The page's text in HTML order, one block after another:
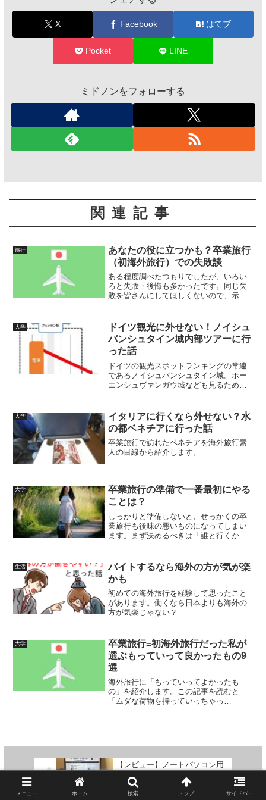
X Facebook はてブ
Pocket LINE
ミドノンをフォローする
関連記事
旅行
あなたの役に立つかも？卒業旅行
（初海外旅行）での失敗談
ある程度調べたつもりでしたが、いろい
ろと失敗・後悔も多かったです。同じ失
敗を皆さんにしてほしくないので、示し
大学
ドイツ観光に外せない！ノイシュ
バンシュタイン城内部ツアーに行
った話
ドイツの観光スポットランキングの常連
であるノイシュバンシュタイン城。ホー
エンシュヴァンガウ城なども見るために1
大学
イタリアに行くなら外せない？水
の都ベネチアに行った話
卒業旅行で訪れたベネチアを海外旅行素
人の目線から紹介します。
大学
卒業旅行の準備で一番最初にやる
ことは？
しっかりと準備しないと、せっかくの卒
業旅行も後味の悪いものになってしまい
ます。まず決めるべきは「誰と行くか」
生活
バイトするなら海外の方が気が楽
かも
初めての海外旅行を経験して思ったこと
があります。働くなら日本よりも海外の
方が気楽じゃない？
大学
卒業旅行=初海外旅行だった私が
選ぶもっていって良かったもの9
選
海外旅行に「もっていってよかったも
の」を紹介します。この記事を読むと
「ムダな荷物を持っていっちゃっ
【レビュー】ノートパソコン用
スピーカーに最適かも？
「LOGICOOL ステレオスピー
カー Z120BW」は音質に拘らな
メニュー ホーム 検索 トップ サイドバー